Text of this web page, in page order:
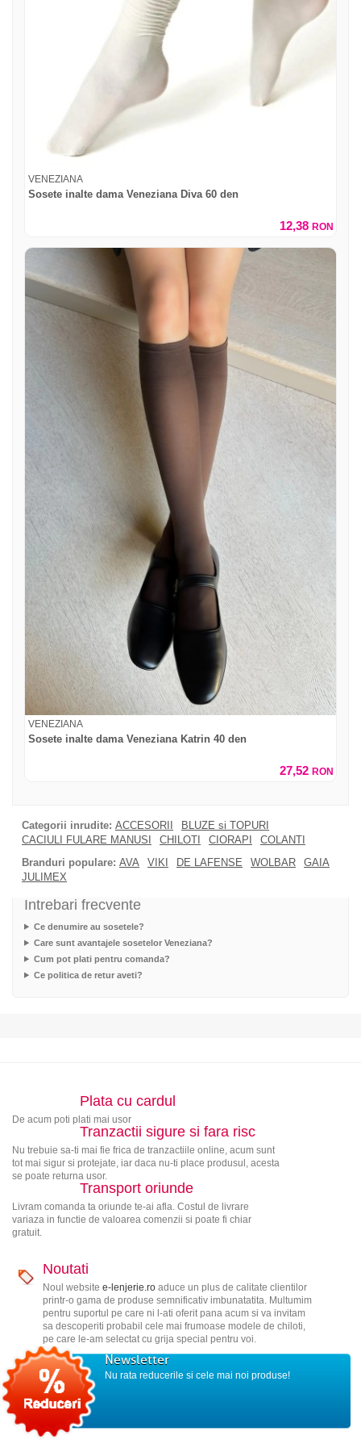
VENEZIANA
Sosete inalte dama Veneziana Diva 60 den
12,38 RON
VENEZIANA
Sosete inalte dama Veneziana Katrin 40 den
27,52 RON
Categorii inrudite: ACCESORII
BLUZE si TOPURI
CACIULI FULARE MANUSI
CHILOTI CIORAPI
COLANTI
Branduri populare: AVA VIKI DE LAFENSE WOLBAR
GAIA
JULIMEX
Intrebari frecvente
Ce denumire au sosetele?
Care sunt avantajele sosetelor Veneziana?
Cum pot plati pentru comanda?
Ce politica de retur aveti?
Plata cu cardul
De acum poti plati mai usor
Tranzactii sigure si fara risc
Nu trebuie sa-ti mai fie frica de tranzactiile online, acum sunt
tot mai sigur si protejate, iar daca nu-ti place produsul, acesta
se poate returna usor.
Transport oriunde
Livram comanda ta oriunde te-ai afla. Costul de livrare
variaza in functie de valoarea comenzii si poate fi chiar
gratuit.
Noutati
Noul website e-lenjerie.roaduce un plus de calitate clientilor
printr-o gama de produse semnificativ imbunatatita. Multumim
pentru suportul pe care ni l-ati oferit pana acum si va invitam
sa descoperiti probabil cele mai frumoase modele de chiloti,
pe care le-am selectat cu grija special pentru voi.
Newsletter
Nu rata reducerile si cele mai noi produse!